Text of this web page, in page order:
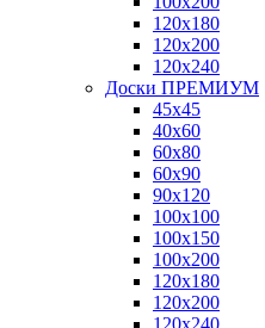
120x180
120x200
120x240
Доски ПРЕМИУМ
45x45
40x60
60x80
60x90
90x120
100x100
100x150
100x200
120x180
120x200
120x240